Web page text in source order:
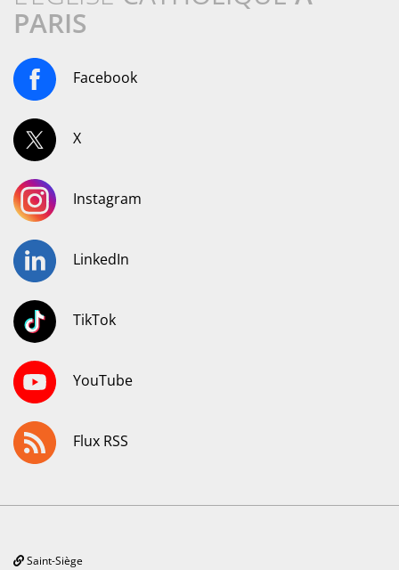
PARIS
Facebook
X
Instagram
LinkedIn
TikTok
YouTube
Flux RSS
Saint-Siège